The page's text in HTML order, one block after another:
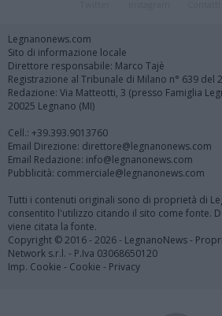
Legnanonews.com
Sito di informazione locale
Direttore responsabile: Marco Tajè
Registrazione al Tribunale di Milano n° 639 del
Redazione: Via Matteotti, 3 (presso Famiglia
20025 Legnano (MI)
Cell.: +39.393.9013760
Email Direzione: direttore@legnanonews.com
Email Redazione: info@legnanonews.com
Pubblicità: commerciale@legnanonews.com
Tutti i contenuti originali sono di proprietà di
consentito l'utilizzo citando il sito come fonte.
viene citata la fonte.
Copyright © 2016 - 2026 - LegnanoNews -
Network s.r.l. - P.Iva 03068650120
Imp. Cookie - Cookie - Privacy